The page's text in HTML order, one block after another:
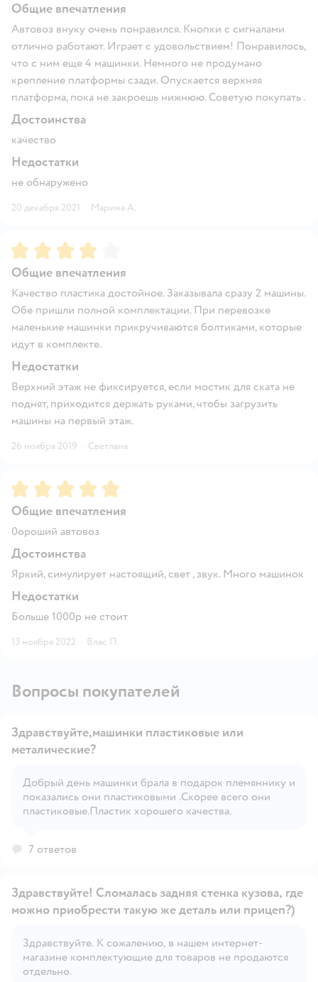
Общие впечатления
Автовоз внуку очень понравился. Кнопки с сигналами
отлично работают. Играет с удовольствием! Понравилось,
что с ним еще 4 машинки. Немного не продумано
крепление платформы сзади. Опускается верхняя
платформа, пока не закроешь нижнюю. Советую покупать .
Достоинства
качество
Недостатки
не обнаружено
20 декабря 2021 · Марина А.
Рейтинг:4
Общие впечатления
Качество пластика достойное. Заказывала сразу 2 машины.
Обе пришли полной комплектации. При перевозке
маленькие машинки прикручиваются болтиками, которые
идут в комплекте.
Недостатки
Верхний этаж не фиксируется, если мостик для ската не
поднят, приходится держать руками, чтобы загрузить
машины на первый этаж.
26 ноября 2019 · Светлана
Рейтинг:5
Общие впечатления
0ороший автовоз
Достоинства
Яркий, симулирует настоящий, свет , звук. Много машинок
Недостатки
Больше 1000р не стоит
13 ноября 2022 · Влас П.
Вопросы покупателей
Открыть вопрос
Здравствуйте,машинки пластиковые или
металические?
Добрый день машинки брала в подарок племяннику и
показались они пластиковыми .Скорее всего они
пластиковые.Пластик хорошего качества.
7 ответов
Открыть вопрос
Здравствуйте! Сломалась задняя стенка кузова, где
можно приобрести такую же деталь или прицеп?)
Здравствуйте. К сожалению, в нашем интернет-
магазине комплектующие для товаров не продаются
отдельно.